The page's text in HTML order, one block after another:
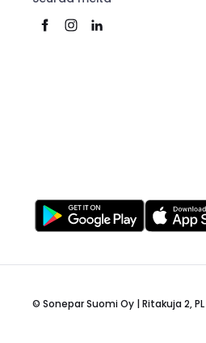
© Sonepar Suomi Oy | Ritakuja 2,